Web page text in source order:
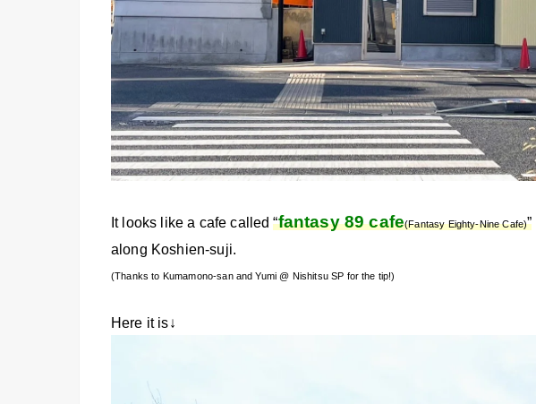
It looks like a cafe called“fantasy 89 cafe(Fantasy Eighty-Nine Cafe)”
along Koshien-suji.
(Thanks to Kumamono-san and Yumi @ Nishitsu SP for the tip!)
Here it is↓